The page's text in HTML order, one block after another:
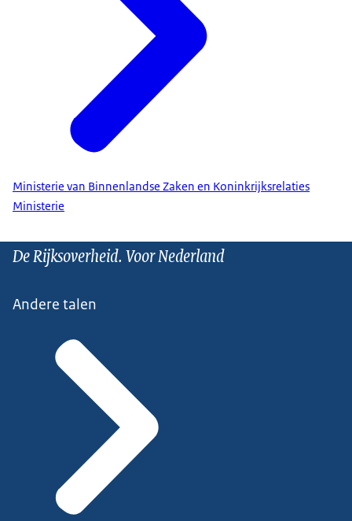
Ministerie van Binnenlandse Zaken en Koninkrijksrelaties
Ministerie
De Rijksoverheid. Voor Nederland
Andere talen